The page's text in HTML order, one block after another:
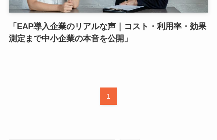
「EAP導入企業のリアルな声｜コスト・利用率・効果
測定まで中小企業の本音を公開」
1